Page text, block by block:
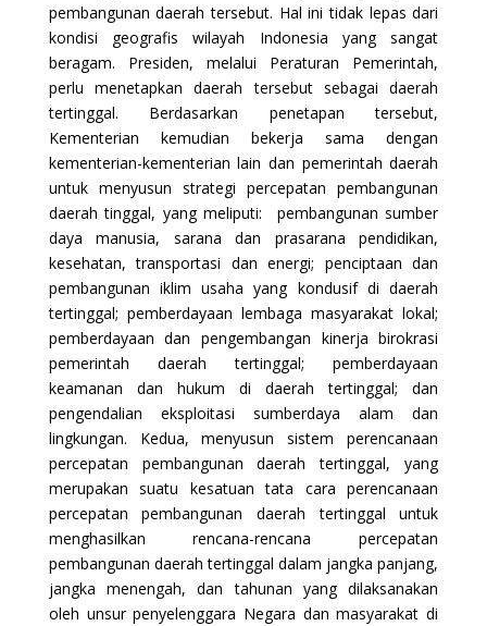
pembangunan daerah tersebut. Hal ini tidak lepas dari
kondisi geografis wilayah Indonesia yang sangat
beragam. Presiden, melalui Peraturan Pemerintah,
perlu menetapkan daerah tersebut sebagai daerah
tertinggal. Berdasarkan penetapan tersebut,
Kementerian kemudian bekerja sama dengan
kementerian-kementerian lain dan pemerintah daerah
untuk menyusun strategi percepatan pembangunan
daerah tinggal, yang meliputi: pembangunan sumber
daya manusia, sarana dan prasarana pendidikan,
kesehatan, transportasi dan energi; penciptaan dan
pembangunan iklim usaha yang kondusif di daerah
tertinggal; pemberdayaan lembaga masyarakat lokal;
pemberdayaan dan pengembangan kinerja birokrasi
pemerintah daerah tertinggal; pemberdayaan
keamanan dan hukum di daerah tertinggal; dan
pengendalian eksploitasi sumberdaya alam dan
lingkungan. Kedua, menyusun sistem perencanaan
percepatan pembangunan daerah tertinggal, yang
merupakan suatu kesatuan tata cara perencanaan
percepatan pembangunan daerah tertinggal untuk
menghasilkan rencana-rencana percepatan
pembangunan daerah tertinggal dalam jangka panjang,
jangka menengah, dan tahunan yang dilaksanakan
oleh unsur penyelenggara Negara dan masyarakat di